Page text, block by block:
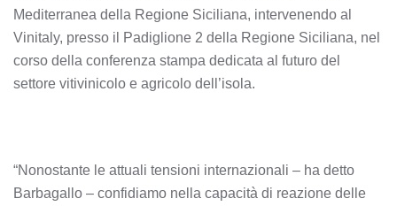
Mediterranea della Regione Siciliana, intervenendo al
Vinitaly, presso il Padiglione 2 della Regione Siciliana, nel
corso della conferenza stampa dedicata al futuro del
settore vitivinicolo e agricolo dell’isola.
“Nonostante le attuali tensioni internazionali – ha detto
Barbagallo – confidiamo nella capacità di reazione delle